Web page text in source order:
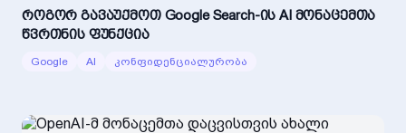
როგორ გავაუქმოთ Google Search-ის AI მონაცემთა
წვრთნის ფუნქცია
Google AI კონფიდენციალურობა